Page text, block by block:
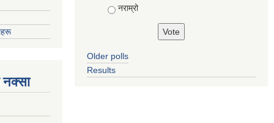
नक्सा
नराम्रो
Older polls
Results